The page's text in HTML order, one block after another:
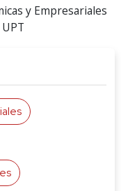
y Empresariales